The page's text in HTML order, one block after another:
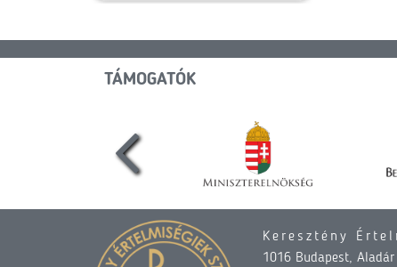
TÁMOGATÓK
Keresztény
1016 Budapest,